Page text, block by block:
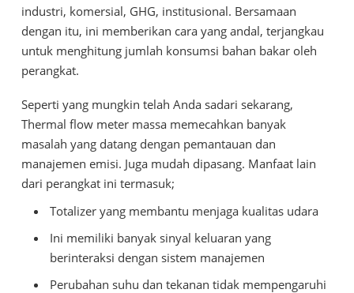
industri, komersial, GHG, institusional. Bersamaan
dengan itu, ini memberikan cara yang andal, terjangkau
untuk menghitung jumlah konsumsi bahan bakar oleh
perangkat.
Seperti yang mungkin telah Anda sadari sekarang,
Thermal flow meter massa memecahkan banyak
masalah yang datang dengan pemantauan dan
manajemen emisi. Juga mudah dipasang. Manfaat lain
dari perangkat ini termasuk;
Totalizer yang membantu menjaga kualitas udara
Ini memiliki banyak sinyal keluaran yang
berinteraksi dengan sistem manajemen
Perubahan suhu dan tekanan tidak mempengaruhi